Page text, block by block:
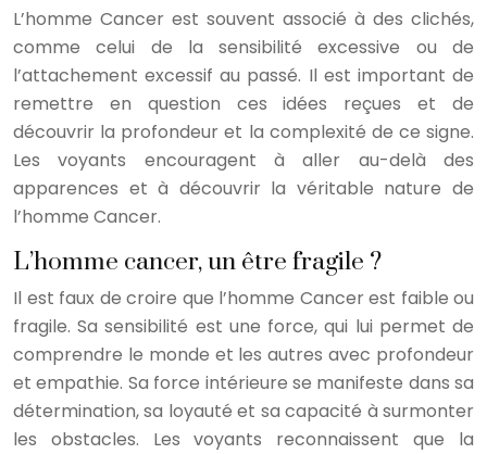
L’homme Cancer est souvent associé à des clichés,
comme celui de la sensibilité excessive ou de
l’attachement excessif au passé. Il est important de
remettre en question ces idées reçues et de
découvrir la profondeur et la complexité de ce signe.
Les voyants encouragent à aller au-delà des
apparences et à découvrir la véritable nature de
l’homme Cancer.
L’homme cancer, un être fragile ?
Il est faux de croire que l’homme Cancer est faible ou
fragile. Sa sensibilité est une force, qui lui permet de
comprendre le monde et les autres avec profondeur
et empathie. Sa force intérieure se manifeste dans sa
détermination, sa loyauté et sa capacité à surmonter
les obstacles. Les voyants reconnaissent que la